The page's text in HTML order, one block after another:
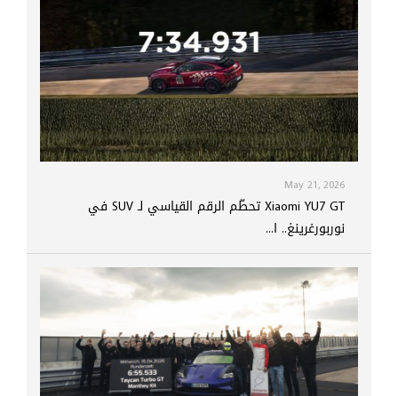
May 21, 2026
Xiaomi YU7 GT تحطّم الرقم القياسي لـ SUV في
نوربورغرينغ.. ا...